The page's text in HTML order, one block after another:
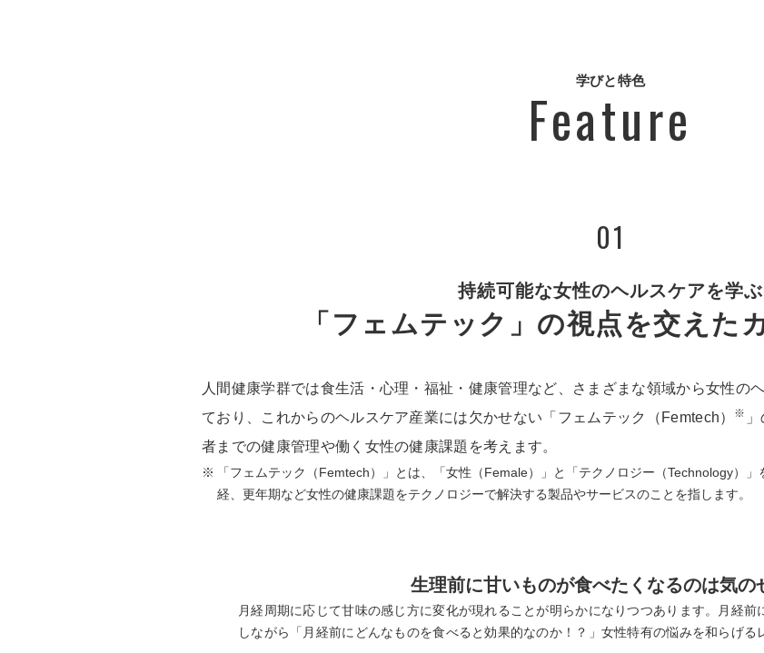
学びと特色
Feature
01
持続可能な女性のヘルスケアを学ぶ
「フェムテック」の視点を交えた
人間健康学群では食生活・心理・福祉・健康管理など、さまざまな領域から女性の
ており、これからのヘルスケア産業には欠かせない「フェムテック（Femtech）
※
者までの健康管理や働く女性の健康課題を考えます。
※
「フェムテック（Femtech）」とは、「女性（Female）」と「テクノロジー（Technology）
経、更年期など女性の健康課題をテクノロジーで解決する製品やサービスのことを指します。
生理前に甘いものが食べたくなるのは気の
月経周期に応じて甘味の感じ方に変化が現れることが明らかになりつつあります。月経
しながら「月経前にどんなものを食べると効果的なのか！？」女性特有の悩みを和らげる